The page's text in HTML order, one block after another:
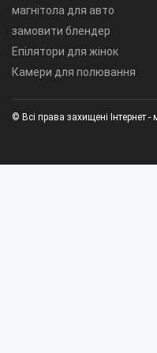
магнітола для авто
замовити блендер
Епілятори для жінок
Камери для полювання
© Всі права захищені Інтернет